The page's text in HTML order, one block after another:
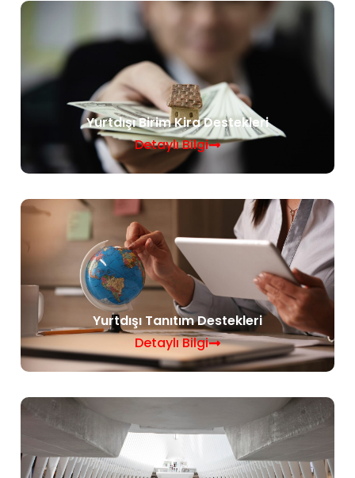
Yurtdışı Birim Kira Destekleri
Detaylı Bilgi
Yurtdışı Tanıtım Destekleri
Detaylı Bilgi